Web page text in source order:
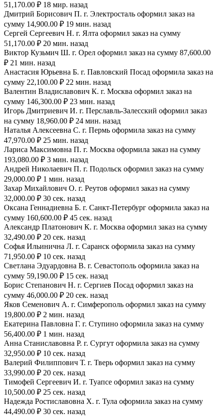
51,170.00 ₽ 18 мир. назад
Дмитрий Борисович П. г. Электросталь оформил заказ на
сумму 14,900.00 ₽ 19 мин. назад
Сергей Сергеевич Н. г. Ялта оформил заказ на сумму
51,170.00 ₽ 20 мин. назад
Виктор Кузьмич Ш. г. Орел оформил заказ на сумму 87,600.00
₽ 21 мин. назад
Анастасия Юрьевна Б. г. Павловский Посад оформила заказ на
сумму 22,100.00 ₽ 22 мин. назад
Валентин Владиславович К. г. Москва оформил заказ на
сумму 146,300.00 ₽ 23 мин. назад
Игорь Дмитриевич И. г. Перславль-Залесский оформил заказ
на сумму 18,960.00 ₽ 24 мин. назад
Наталья Алексеевна С. г. Пермь оформила заказ на сумму
47,970.00 ₽ 25 мин. назад
Лариса Максимовна П. г. Москва оформила заказ на сумму
193,080.00 ₽ 3 мин. назад
Андрей Николаевич П. г. Подольск оформил заказ на сумму
29,000.00 ₽ 1 мин. назад
Захар Михайлович О. г. Реутов оформил заказ на сумму
32,000.00 ₽ 30 сек. назад
Оксана Геннадиевна Б. г. Санкт-Петербург оформила заказ на
сумму 160,600.00 ₽ 45 сек. назад
Александр Платонович К. г. Москва оформил заказ на сумму
32,490.00 ₽ 20 сек. назад
Софья Ильинична Л. г. Саранск оформила заказ на сумму
71,950.00 ₽ 10 сек. назад
Светлана Эдуардовна В. г. Севастополь оформила заказ на
сумму 59,190.00 ₽ 15 сек. назад
Борис Степанович Н. г. Сергиев Посад оформил заказ на
сумму 46,000.00 ₽ 20 сек. назад
Яков Семенович А. г. Симферополь оформил заказ на сумму
19,800.00 ₽ 2 мин. назад
Екатерина Павловна Г. г. Ступино оформила заказ на сумму
56,400.00 ₽ 1 мин. назад
Анна Станиславовна Р. г. Сургут оформила заказ на сумму
32,950.00 ₽ 10 сек. назад
Валерий Филиппович Т. г. Тверь оформил заказ на сумму
33,990.00 ₽ 20 сек. назад
Тимофей Сергеевич И. г. Туапсе оформил заказ на сумму
10,500.00 ₽ 25 сек. назад
Надежда Ростиславовна Х. г. Тула оформила заказ на сумму
44,490.00 ₽ 30 сек. назад